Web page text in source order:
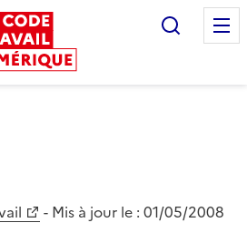
- Mis à jour le : 01/05/2008